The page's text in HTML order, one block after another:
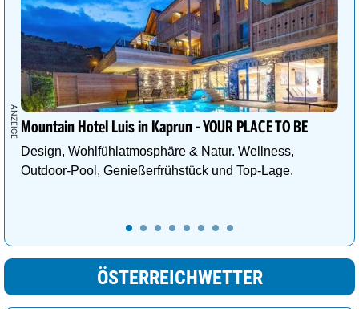
Mountain Hotel Luis in Kaprun - YOUR PLACE TO BE
Design, Wohlfühlatmosphäre & Natur. Wellness,
Outdoor-Pool, Genießerfrühstück und Top-Lage.
ÖSTERREICHWETTER